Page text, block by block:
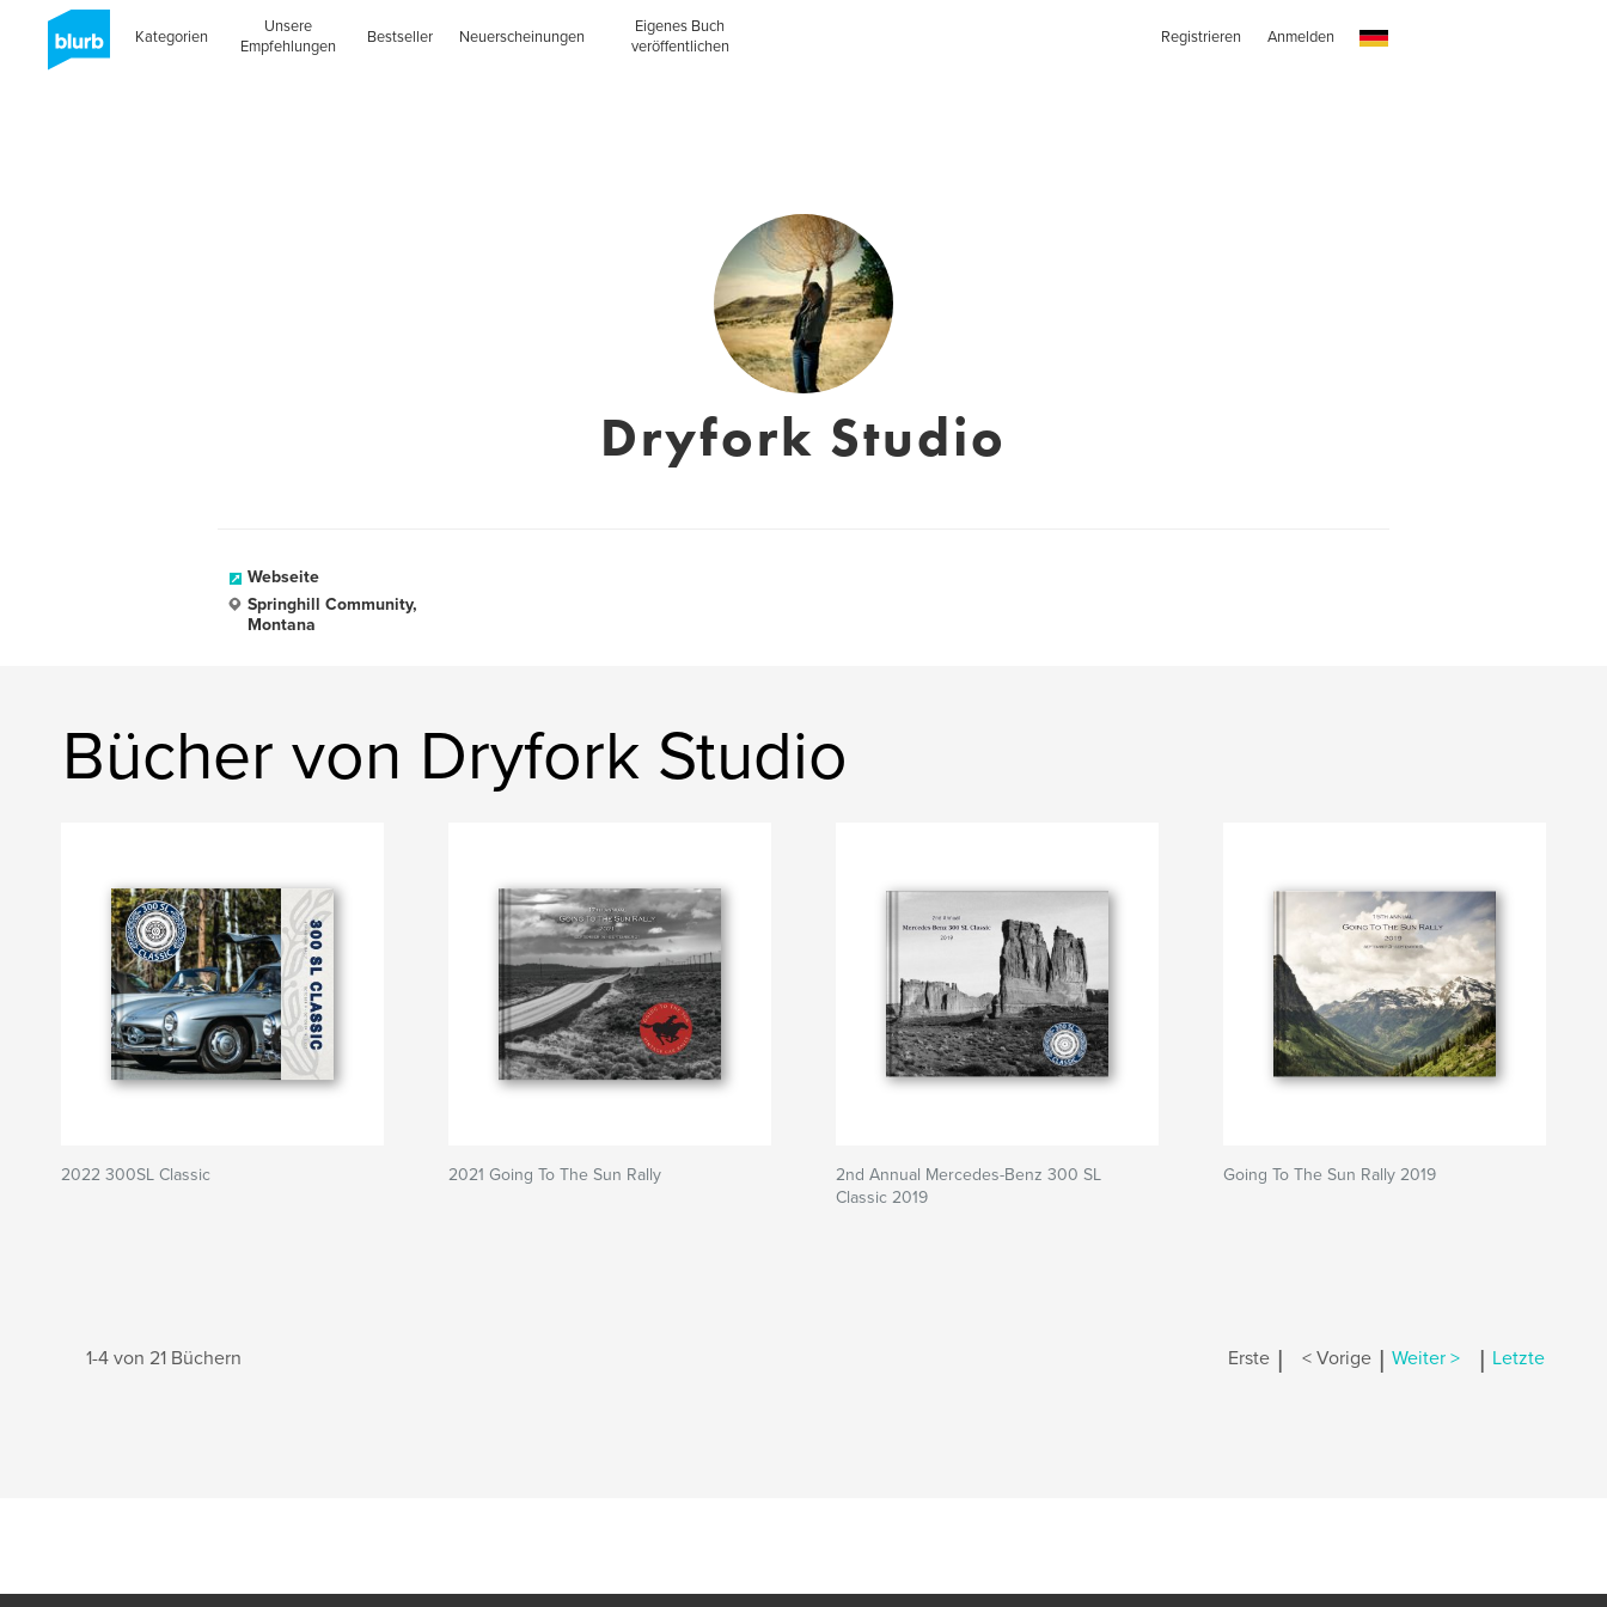
Kategorien
Unsere
Empfehlungen
Bestseller Neuerscheinungen
Eigenes Buch
veröffentlichen
Registrieren Anmelden
Dryfork Studio
Webseite
Springhill Community,
Montana
Bücher von Dryfork Studio
2022 300SL Classic 2021 Going To The Sun Rally
2nd Annual Mercedes-Benz 300 SL
Classic 2019
Going To The Sun Rally 2019
1-4 von 21 Büchern Erste | < Vorige | Weiter > | Letzte